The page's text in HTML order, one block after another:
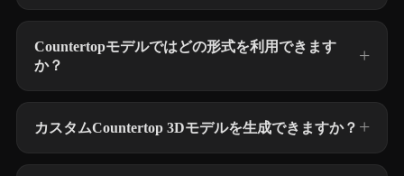
Countertopモデルではどの形式を利用できます
か？
カスタムCountertop 3Dモデルを生成できますか？